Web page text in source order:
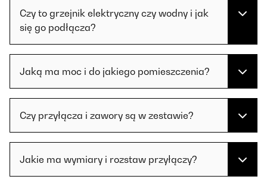
Czy to grzejnik elektryczny czy wodny i jak
się go podłącza?
Jaką ma moc i do jakiego pomieszczenia?
Czy przyłącza i zawory są w zestawie?
Jakie ma wymiary i rozstaw przyłączy?